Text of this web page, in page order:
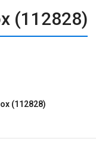
(112828)
(112828)